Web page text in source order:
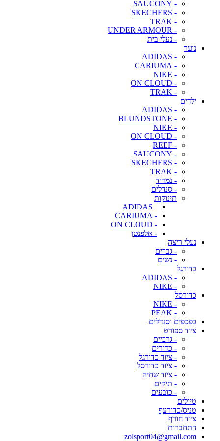
- SAUCONY
- SKECHERS
- TRAK
- UNDER ARMOUR
- נעלי בית
נוער
- ADIDAS
- CARIUMA
- NIKE
- ON CLOUD
- TRAK
ילדים
- ADIDAS
- BLUNDSTONE
- NIKE
- ON CLOUD
- REEF
- SAUCONY
- SKECHERS
- TRAK
- נמרוד
- סנדלים
תינוקות
- ADIDAS
- CARIUMA
- ON CLOUD
- אלפנטן
נעלי ריצה
- גברים
- נשים
כדורגל
- ADIDAS
- NIKE
כדורסל
- NIKE
- PEAK
כפכפים וסנדלים
ציוד ספורט
- גרביים
- כדורים
- ציוד כדורגל
- ציוד כדורסל
- ציוד שחיה
- תיקים
- כובעים
טיולים
טניס/כדורעף
ציוד חורף
התחברות
zolsport04@gmail.com